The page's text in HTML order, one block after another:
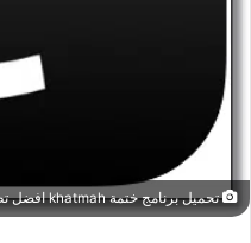
تحميل برنامج ختمة khatmah افضل تطبيق لختم القرآن كامل